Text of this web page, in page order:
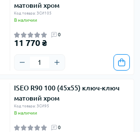
матовий хром
Код товара: ЗСИ105
В наличии
0
11 770 ₴
ISEO R90 100 (45х55) ключ-ключ
матовий хром
Код товара: ЗСИ95
В наличии
0